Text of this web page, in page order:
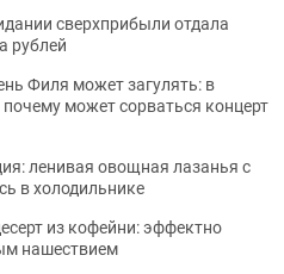
сверхприбыли отдала
рублей
Филя может загулять: в
может сорваться концерт
ленивая овощная лазанья с
в холодильнике
из кофейни: эффектно
нашествием